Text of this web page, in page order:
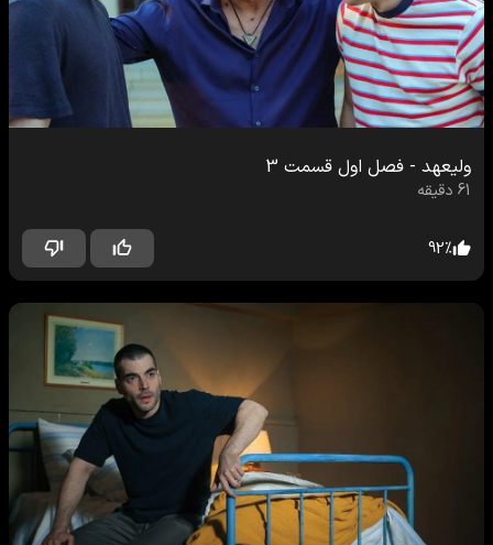
ولیعهد - فصل اول قسمت 3
61 دقیقه
92%